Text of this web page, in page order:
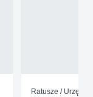
Ratusze / Urzędy